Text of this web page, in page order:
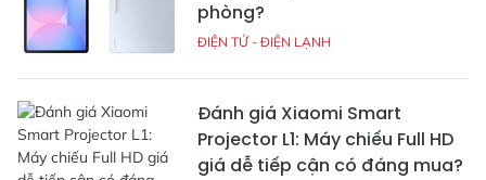
phòng?
ĐIỆN TỬ - ĐIỆN LẠNH
Đánh giá Xiaomi Smart
Projector L1: Máy chiếu Full HD
giá dễ tiếp cận có đáng mua?